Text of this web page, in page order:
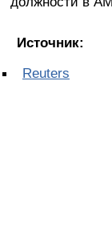
Источник:
Reuters